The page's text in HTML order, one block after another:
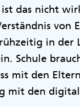
das nicht
von
in der
Schule
mit den
mit den